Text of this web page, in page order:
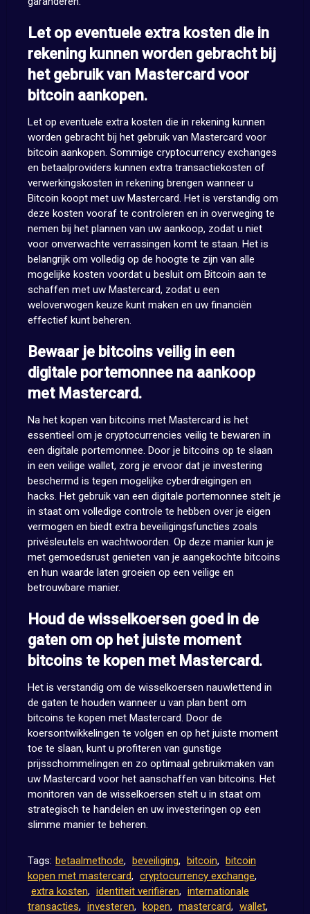
Let op eventuele extra kosten die in
rekening kunnen worden gebracht bij
het gebruik van Mastercard voor
bitcoin aankopen.
Let op eventuele extra kosten die in rekening kunnen
worden gebracht bij het gebruik van Mastercard voor
bitcoin aankopen. Sommige cryptocurrency exchanges
en betaalproviders kunnen extra transactiekosten of
verwerkingskosten in rekening brengen wanneer u
Bitcoin koopt met uw Mastercard. Het is verstandig om
deze kosten vooraf te controleren en in overweging te
nemen bij het plannen van uw aankoop, zodat u niet
voor onverwachte verrassingen komt te staan. Het is
belangrijk om volledig op de hoogte te zijn van alle
mogelijke kosten voordat u besluit om Bitcoin aan te
schaffen met uw Mastercard, zodat u een
weloverwogen keuze kunt maken en uw financiën
effectief kunt beheren.
Bewaar je bitcoins veilig in een
digitale portemonnee na aankoop
met Mastercard.
Na het kopen van bitcoins met Mastercard is het
essentieel om je cryptocurrencies veilig te bewaren in
een digitale portemonnee. Door je bitcoins op te slaan
in een veilige wallet, zorg je ervoor dat je investering
beschermd is tegen mogelijke cyberdreigingen en
hacks. Het gebruik van een digitale portemonnee stelt je
in staat om volledige controle te hebben over je eigen
vermogen en biedt extra beveiligingsfuncties zoals
privésleutels en wachtwoorden. Op deze manier kun je
met gemoedsrust genieten van je aangekochte bitcoins
en hun waarde laten groeien op een veilige en
betrouwbare manier.
Houd de wisselkoersen goed in de
gaten om op het juiste moment
bitcoins te kopen met Mastercard.
Het is verstandig om de wisselkoersen nauwlettend in
de gaten te houden wanneer u van plan bent om
bitcoins te kopen met Mastercard. Door de
koersontwikkelingen te volgen en op het juiste moment
toe te slaan, kunt u profiteren van gunstige
prijsschommelingen en zo optimaal gebruikmaken van
uw Mastercard voor het aanschaffen van bitcoins. Het
monitoren van de wisselkoersen stelt u in staat om
strategisch te handelen en uw investeringen op een
slimme manier te beheren.
Tags: betaalmethode, beveiliging, bitcoin, bitcoin
kopen met mastercard, cryptocurrency exchange,
extra kosten, identiteit verifiëren, internationale
transacties, investeren, kopen, mastercard, wallet,